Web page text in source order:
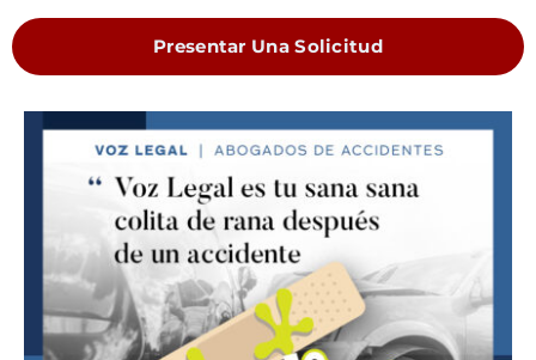
Presentar Una Solicitud